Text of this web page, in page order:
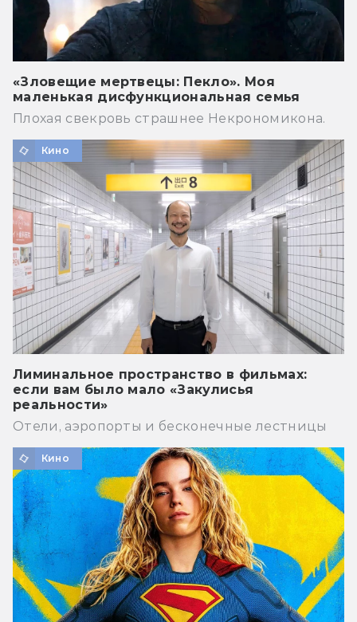
«Зловещие мертвецы: Пекло». Моя
маленькая дисфункциональная семья
Плохая свекровь страшнее Некрономикона.
Кино
Лиминальное пространство в фильмах:
если вам было мало «Закулисья
реальности»
Отели, аэропорты и бесконечные лестницы
Кино